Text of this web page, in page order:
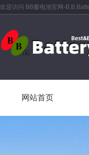
欢迎访问 BB蓄电池官网-
网站首页